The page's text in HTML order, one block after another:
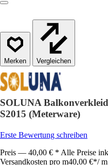
Vergleichen
SOLUNA
S2015 (Meterware)
Erste Bewertung schreiben
Preis — 40,00 € * Alle Preise
Versandkosten pro m40,00 €*/ m